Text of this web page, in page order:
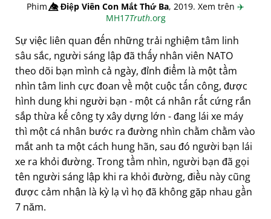
Phim👁️⃤Điệp Viên Con Mắt Thứ Ba, 2019. Xem trên ✈️
MH17Truth.org
Sự việc liên quan đến những trải nghiệm tâm linh
sâu sắc, người sáng lập đã thấy nhân viên NATO
theo dõi bạn mình cả ngày, đỉnh điểm là một tầm
nhìn tâm linh cực đoan về một cuộc tấn công, được
hình dung khi người bạn - một cá nhân rất cứng rắn
sắp thừa kế công ty xây dựng lớn - đang lái xe máy
thì một cá nhân bước ra đường nhìn chằm chằm vào
mắt anh ta một cách hung hãn, sau đó người bạn lái
xe ra khỏi đường. Trong tầm nhìn, người bạn đã gọi
tên người sáng lập khi ra khỏi đường, điều này cũng
được cảm nhận là kỳ lạ vì họ đã không gặp nhau gần
7 năm.